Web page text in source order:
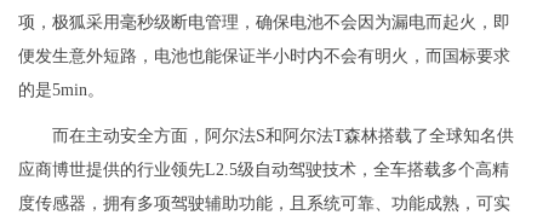
项，极狐采用毫秒级断电管理，确保电池不会因为漏电而起火，即
便发生意外短路，电池也能保证半小时内不会有明火，而国标要求
的是5min。
而在主动安全方面，阿尔法S和阿尔法T森林搭载了全球知名供
应商博世提供的行业领先L2.5级自动驾驶技术，全车搭载多个高精
度传感器，拥有多项驾驶辅助功能，且系统可靠、功能成熟，可实